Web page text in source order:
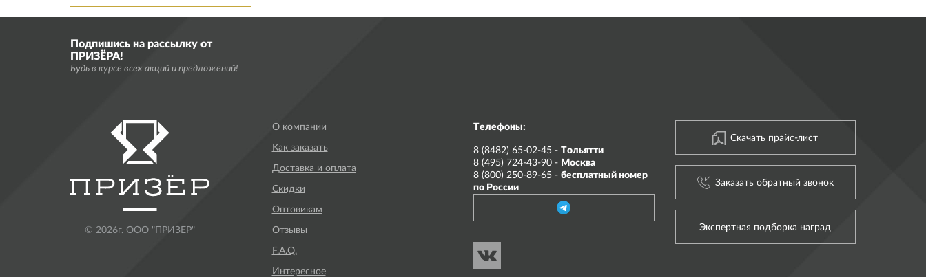
Подпишись на рассылку от
ПРИЗЁРА!
Будь в курсе всех акций и предложений!
© 2026г. ООО "ПРИЗЕР"
О компании
Как заказать
Доставка и оплата
Скидки
Оптовикам
Отзывы
F.A.Q.
Интересное
Телефоны:
8 (8482) 65-02-45 - Тольятти
8 (495) 724-43-90 - Москва
8 (800) 250-89-65 - бесплатный номер
по России
Скачать прайс-лист
Заказать обратный звонок
Экспертная подборка наград